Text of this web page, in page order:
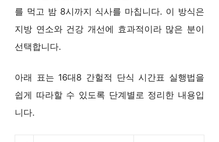
를 먹고 밤 8시까지 식사를 마칩니다. 이 방식은
지방 연소와 건강 개선에 효과적이라 많은 분이
선택합니다.
아래 표는 16대8 간헐적 단식 시간표 실행법을
쉽게 따라할 수 있도록 단계별로 정리한 내용입
니다.